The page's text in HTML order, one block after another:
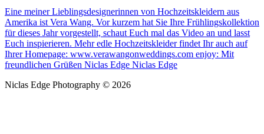
Eine meiner Lieblingsdesignerinnen von Hochzeitskleidern aus
Amerika ist Vera Wang. Vor kurzem hat Sie Ihre Frühlingskollektion
für dieses Jahr vorgestellt, schaut Euch mal das Video an und lasst
Euch inspierieren. Mehr edle Hochzeitskleider findet Ihr auch auf
Ihrer Homepage: www.verawangonweddings.com enjoy: Mit
freundlichen Grüßen Niclas Edge Niclas Edge
Niclas Edge Photography © 2026